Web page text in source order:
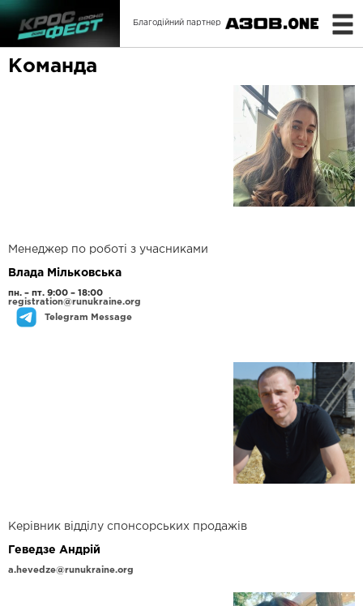
Благодійний партнер
Команда
Менеджер по роботі з учасниками
Влада Мільковська
пн. – пт. 9:00 – 18:00
registration@runukraine.org
Telegram Message
Керівник відділу спонсорських продажів
Геведзе Андрій
a.hevedze@runukraine.org